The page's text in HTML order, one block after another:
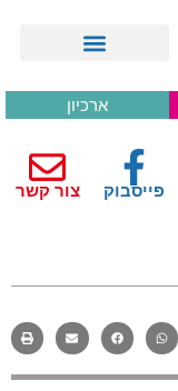
ארכיון
פייסבוק צור קשר